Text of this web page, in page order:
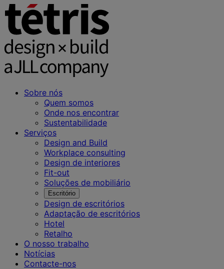
Sobre nós
Quem somos
Onde nos encontrar
Sustentabilidade
Serviços
Design and Build
Workplace consulting
Design de interiores
Fit-out
Soluções de mobiliário
Escritório
Design de escritórios
Adaptação de escritórios
Hotel
Retalho
O nosso trabalho
Notícias
Contacte-nos